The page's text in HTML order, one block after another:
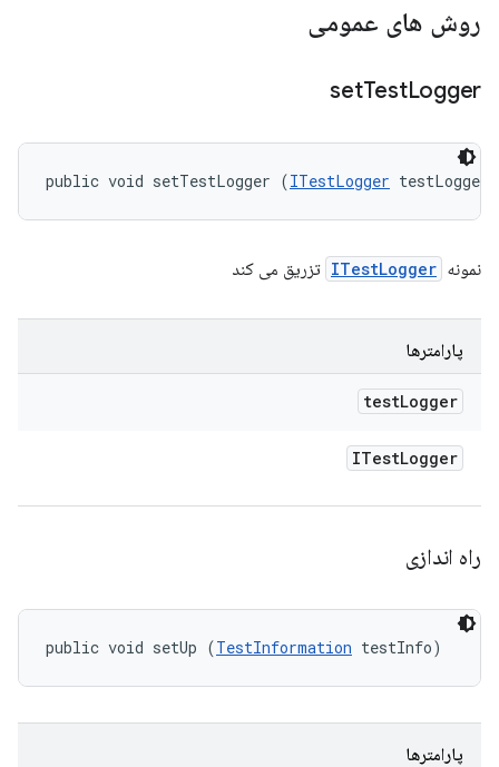
روش های عمومی
setTestLogger
public void setTestLogger (ITestLogger testLogger)
نمونه ITestLogger تزریق می کند
پارامترها
testLogger
ITestLogger
راه اندازی
public void setUp (TestInformation testInfo)
پارامترها